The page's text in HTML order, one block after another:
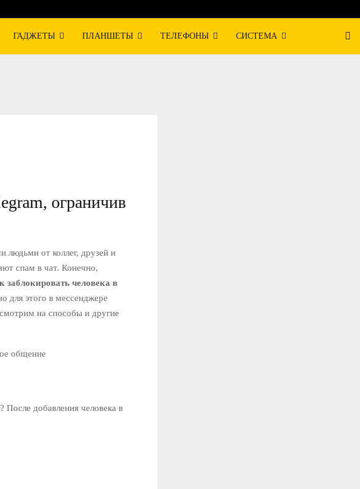
ГАДЖЕТЫ ПЛАНШЕТЫ ТЕЛЕФОНЫ СИСТЕМА
ограничив
людьми от коллег, друзей и
спам в чат. Конечно,
заблокировать человека в
для этого в мессенджере
на способы и другие
общение
? После добавления человека в